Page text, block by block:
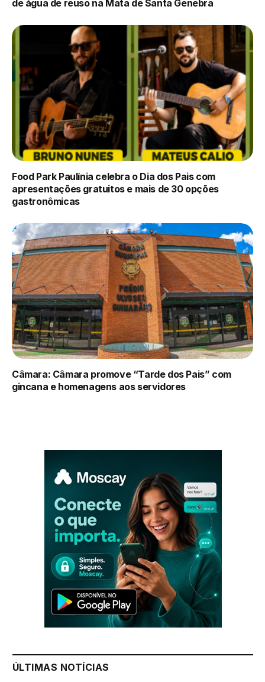
de água de reuso na Mata de Santa Genebra
Food Park Paulínia celebra o Dia dos Pais com
apresentações gratuitos e mais de 30 opções
gastronômicas
Câmara: Câmara promove “Tarde dos Pais” com
gincana e homenagens aos servidores
ÚLTIMAS NOTÍCIAS